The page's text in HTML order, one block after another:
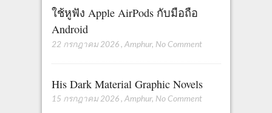
ใช้หูฟัง Apple AirPods กับมือถือ
Android
22 กรกฎาคม 2026 , Amphur, No Comment
His Dark Material Graphic Novels
15 กรกฎาคม 2026 , Amphur, No Comment